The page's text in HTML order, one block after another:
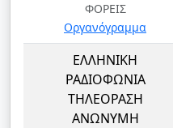
ΦΟΡΕΙΣ
Οργανόγραμμα
ΕΛΛΗΝΙΚΗ
ΡΑΔΙΟΦΩΝΙΑ
ΤΗΛΕΟΡΑΣΗ
ΑΝΩΝΥΜΗ